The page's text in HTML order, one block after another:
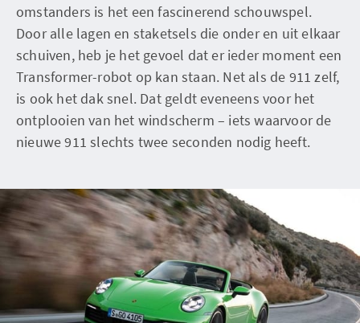
omstanders is het een fascinerend schouwspel.
Door alle lagen en staketsels die onder en uit elkaar
schuiven, heb je het gevoel dat er ieder moment een
Transformer-robot op kan staan. Net als de 911 zelf,
is ook het dak snel. Dat geldt eveneens voor het
ontplooien van het windscherm – iets waarvoor de
nieuwe 911 slechts twee seconden nodig heeft.